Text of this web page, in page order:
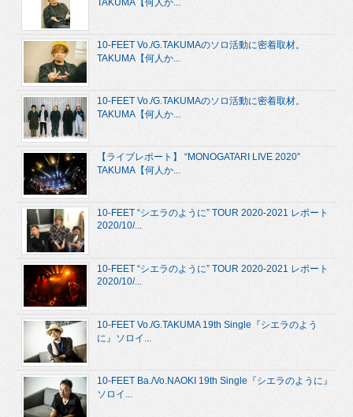
10-FEET Vo./G.TAKUMAのソロ活動に密着取材。
TAKUMA【何人か...
10-FEET Vo./G.TAKUMAのソロ活動に密着取材。
TAKUMA【何人か...
【ライブレポート】 “MONOGATARI LIVE 2020”
TAKUMA【何人か...
10-FEET “シエラのように” TOUR 2020-2021 レポート
2020/10/...
10-FEET “シエラのように” TOUR 2020-2021 レポート
2020/10/...
10-FEET Vo./G.TAKUMA 19th Single『シエラのよう
に』ソロイ...
10-FEET Ba./Vo.NAOKI 19th Single『シエラのように』
ソロイ...